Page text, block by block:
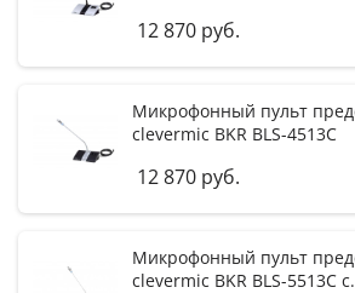
12 870 руб.
Микрофонный пульт
clevermic BKR BLS-4513C
12 870 руб.
Микрофонный пульт
clevermic BKR BLS-5513C